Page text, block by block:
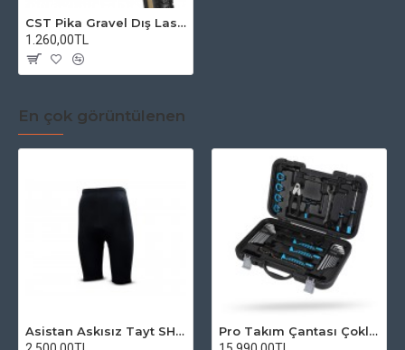
CST Pika Gravel Dış Lastik700x38c
1.260,00TL
En çok görüntülenen
Asistan Askısız Tayt SH20 Pedli Siyah
Pro Takım Çantası Çoklu Tamir Seti